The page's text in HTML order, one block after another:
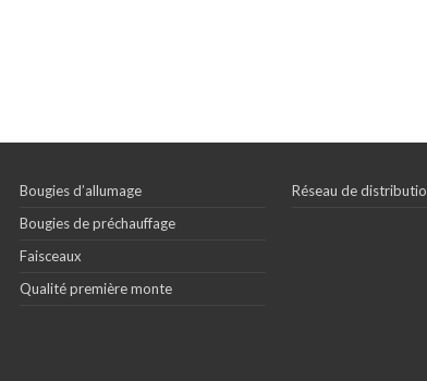
Bougies d’allumage
Bougies de préchauffage
Faisceaux
Qualité première monte
Réseau de